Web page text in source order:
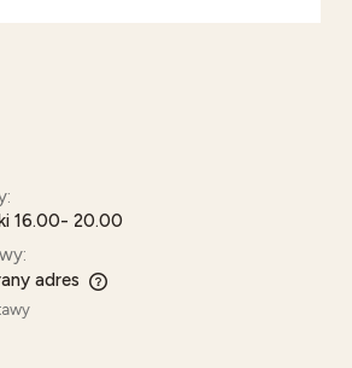
16.00- 20.00
adres
kosztów płatności